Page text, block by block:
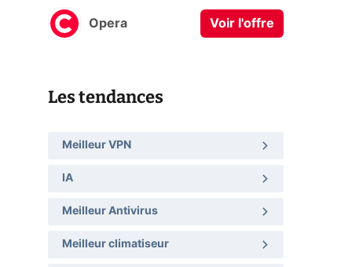
Opera Voir l'offre
Les tendances
Meilleur VPN
IA
Meilleur Antivirus
Meilleur climatiseur